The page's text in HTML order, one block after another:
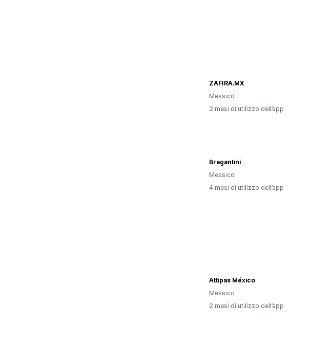
ZAFIRA.MX
Messico
2 mesi di utilizzo dell’app
Bragantini
Messico
4 mesi di utilizzo dell’app
Attipas México
Messico
2 mesi di utilizzo dell’app